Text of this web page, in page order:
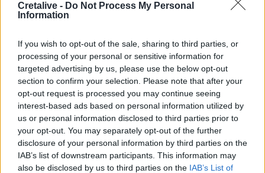
Cretalive - Do Not Process My Personal
Information
If you wish to opt-out of the sale, sharing to third parties, or
processing of your personal or sensitive information for
targeted advertising by us, please use the below opt-out
section to confirm your selection. Please note that after your
opt-out request is processed you may continue seeing
interest-based ads based on personal information utilized by
us or personal information disclosed to third parties prior to
your opt-out. You may separately opt-out of the further
disclosure of your personal information by third parties on the
IAB’s list of downstream participants. This information may
also be disclosed by us to third parties on the IAB’s List of
Ροή ειδήσεων Δημοφιλή
12:22
Φωτιά στον Κουβαρά: Καλύτερη η εικόνα, συνεχίζεται η
μάχη με τις εστίες - Βίντεο & φωτογραφίες